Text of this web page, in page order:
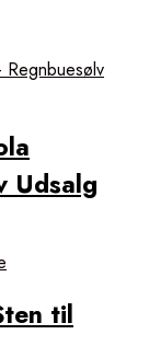
Udsalg
til